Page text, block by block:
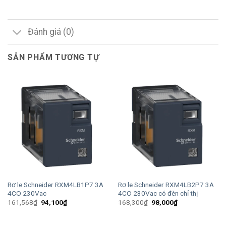
Đánh giá (0)
SẢN PHẨM TƯƠNG TỰ
Rơ le Schneider RXM4LB1P7 3A
4CO 230Vac
161,568₫ Giá
gốc
94,100₫Giá
hiện
Rơ le Schneider RXM4LB2P7 3A
4CO 230Vac có đèn chỉ thị
168,300₫ Giá
gốc
98,000₫Giá
hiện